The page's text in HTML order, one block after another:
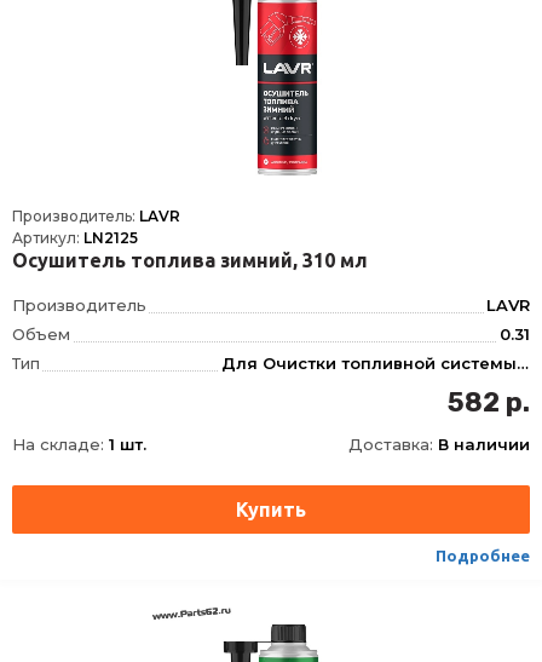
Производитель: LAVR
Артикул: LN2125
Осушитель топлива зимний, 310 мл
Производитель
LAVR
Объем
0.31
Тип
Для Очистки топливной системы, Для Бензина, Для Дизеля
310 мл
62
Ширина
62
Условия хранения
±30
3811900000
582 р.
На складе: 1 шт. Доставка: В наличии
Подробнее